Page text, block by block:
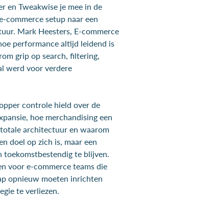
en Tweakwise je mee in de
commerce setup naar een
Mark Heesters, E-commerce
performance altijd leidend is
grip op search, filtering,
werd voor verdere
controle hield over de
hoe merchandising een
architectuur en waarom
doel op zich is, maar een
toekomstbestendig te blijven.
voor e-commerce teams die
opnieuw moeten inrichten
te verliezen.